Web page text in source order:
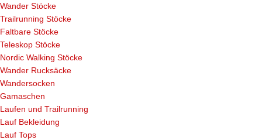
Wander Stöcke
Trailrunning Stöcke
Faltbare Stöcke
Teleskop Stöcke
Nordic Walking Stöcke
Wander Rucksäcke
Wandersocken
Gamaschen
Laufen und Trailrunning
Lauf Bekleidung
Lauf Tops